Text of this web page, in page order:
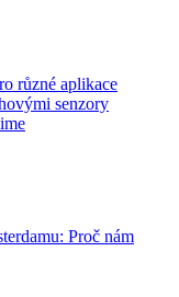
různé aplikace
senzory